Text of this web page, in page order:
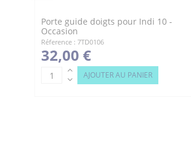
Porte guide doigts pour Indi 10 -
Occasion
Réference : 7TD0106
32,00 €
AJOUTER AU PANIER